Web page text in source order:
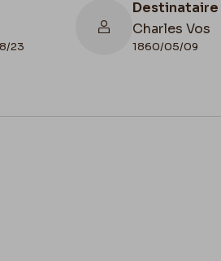
23
Destinataire
Charles Vos
1860/05/09